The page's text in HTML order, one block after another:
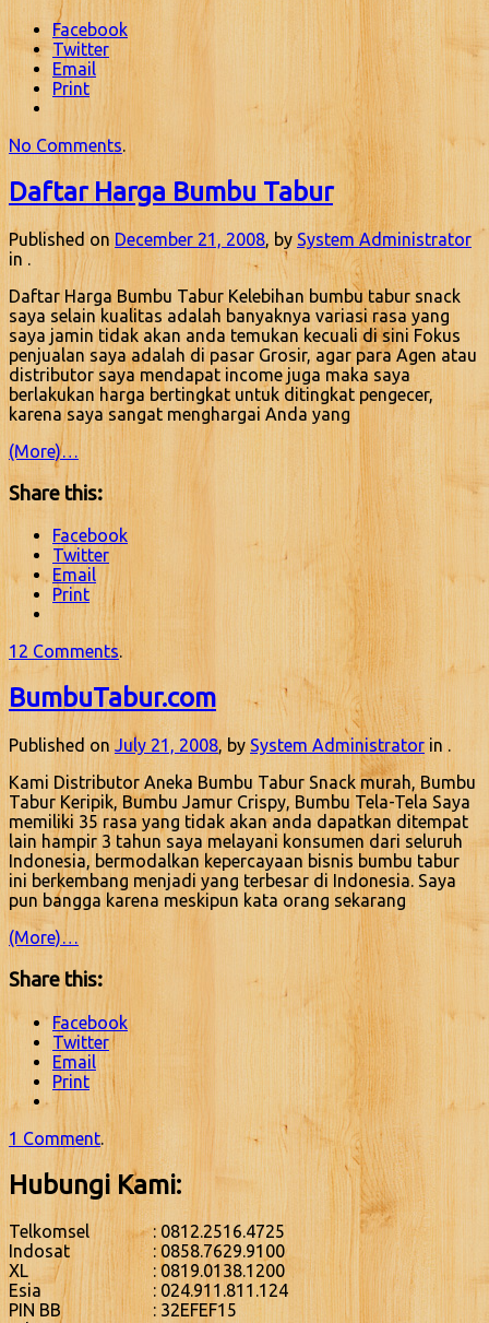
Facebook
Twitter
Email
Print
No Comments.
Daftar Harga Bumbu Tabur
Published on December 21, 2008, by System Administrator
in .
Daftar Harga Bumbu Tabur Kelebihan bumbu tabur snack
saya selain kualitas adalah banyaknya variasi rasa yang
saya jamin tidak akan anda temukan kecuali di sini Fokus
penjualan saya adalah di pasar Grosir, agar para Agen atau
distributor saya mendapat income juga maka saya
berlakukan harga bertingkat untuk ditingkat pengecer,
karena saya sangat menghargai Anda yang
(More)…
Share this:
Facebook
Twitter
Email
Print
12 Comments.
BumbuTabur.com
Published onJuly 21, 2008, by System Administrator in .
Kami Distributor Aneka Bumbu Tabur Snack murah, Bumbu
Tabur Keripik, Bumbu Jamur Crispy, Bumbu Tela-Tela Saya
memiliki 35 rasa yang tidak akan anda dapatkan ditempat
lain hampir 3 tahun saya melayani konsumen dari seluruh
Indonesia, bermodalkan kepercayaan bisnis bumbu tabur
ini berkembang menjadi yang terbesar di Indonesia. Saya
pun bangga karena meskipun kata orang sekarang
(More)…
Share this:
Facebook
Twitter
Email
Print
1 Comment.
Hubungi Kami:
Telkomsel
: 0812.2516.4725
Indosat
: 0858.7629.9100
XL
: 0819.0138.1200
Esia
: 024.911.811.124
PIN BB
: 32EFEF15